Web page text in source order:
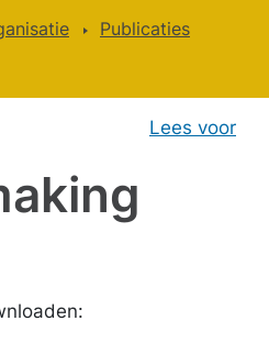
Publicaties
Lees voor